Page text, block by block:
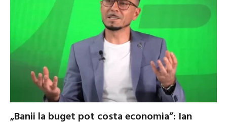
„Banii la buget pot costa economia”: Ian